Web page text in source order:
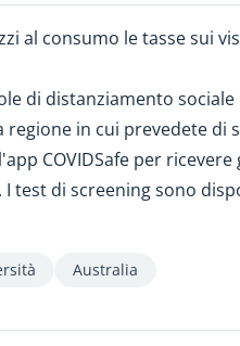
al consumo le tasse sui
di distanziamento
in cui prevedete di
COVIDSafe per
test di screening sono
Australia